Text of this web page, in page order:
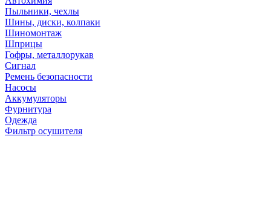
Пыльники, чехлы
Шины, диски, колпаки
Шиномонтаж
Шприцы
Гофры, металлорукав
Сигнал
Ремень безопасности
Насосы
Аккумуляторы
Фурнитура
Одежда
Фильтр осушителя